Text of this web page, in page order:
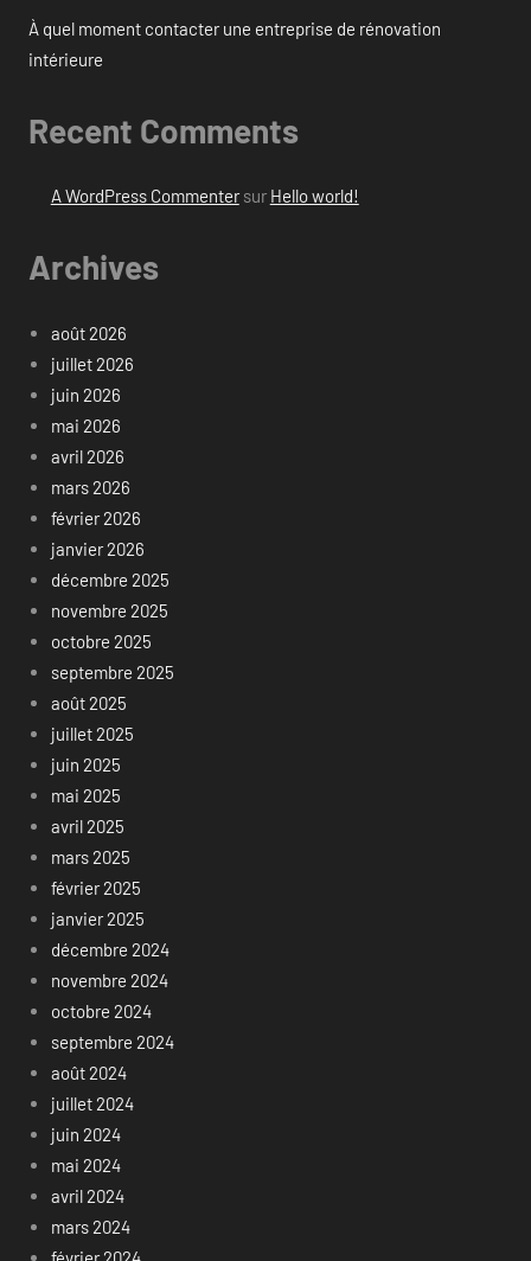
À quel moment contacter une entreprise de rénovation
intérieure
Recent Comments
A WordPress Commentersur Hello world!
Archives
août 2026
juillet 2026
juin 2026
mai 2026
avril 2026
mars 2026
février 2026
janvier 2026
décembre 2025
novembre 2025
octobre 2025
septembre 2025
août 2025
juillet 2025
juin 2025
mai 2025
avril 2025
mars 2025
février 2025
janvier 2025
décembre 2024
novembre 2024
octobre 2024
septembre 2024
août 2024
juillet 2024
juin 2024
mai 2024
avril 2024
mars 2024